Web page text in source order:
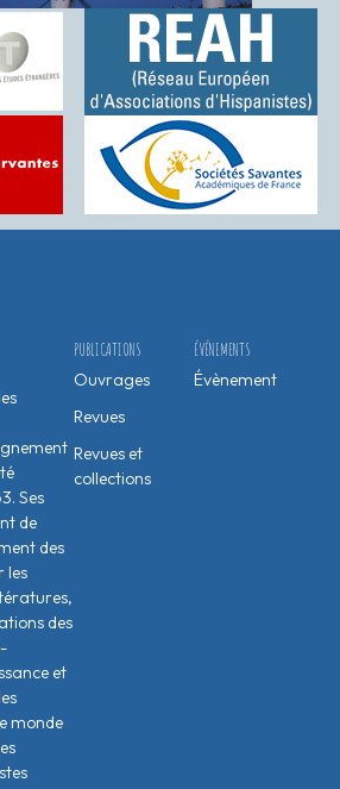
ÉVÉNEMENTS
Évènement
PUBLICATIONS
Ouvrages
Revues
Revues et
collections
Ses
de
des
les
des
et
monde